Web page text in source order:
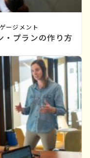
・プランの作り方
ージメント